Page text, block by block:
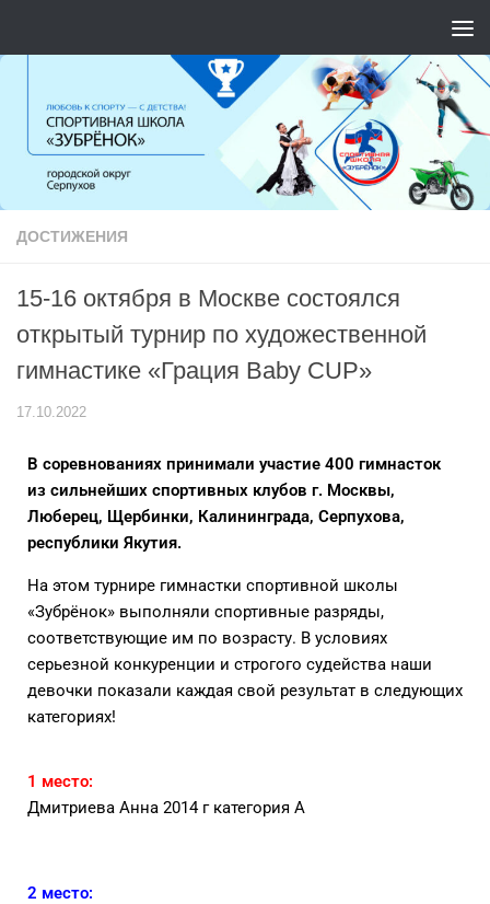
ДОСТИЖЕНИЯ
15-16 октября в Москве состоялся
открытый турнир по художественной
гимнастике «Грация Baby CUP»
17.10.2022
В соревнованиях принимали участие 400 гимнасток
из сильнейших спортивных клубов г. Москвы,
Люберец, Щербинки, Калининграда, Серпухова,
республики Якутия.
На этом турнире гимнастки спортивной школы
«Зубрёнок» выполняли спортивные разряды,
соответствующие им по возрасту. В условиях
серьезной конкуренции и строгого судейства наши
девочки показали каждая свой результат в следующих
категориях!
1 место:
Дмитриева Анна 2014 г категория А
2 место: